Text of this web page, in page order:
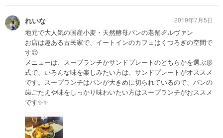
れいな
地元で大人気の国産小麦・天然酵母パンの老舗🥖ルヴァン
お店は趣ある古民家で、イートインのカフェはくつろぎの空間で
す😌
メニューは、スープランチかサンドプレートのどちらかを選ぶ形
式で、いろんな味を楽しみたい方は、サンドプレートがオススメ
です。スープランチはパンが大きめに切られているので、パンの
歯ごたえや味をしっかり味わいたい方はスープランチがおススメ
です✨✨
2019年7月5日